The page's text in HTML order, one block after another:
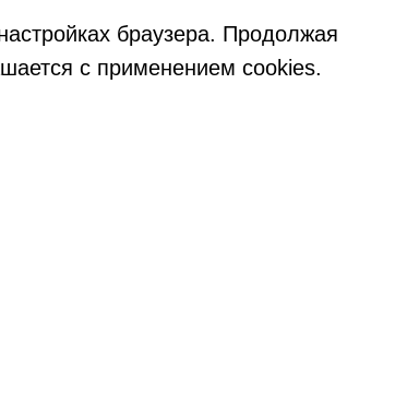
браузера. Продолжая
с применением cookies.